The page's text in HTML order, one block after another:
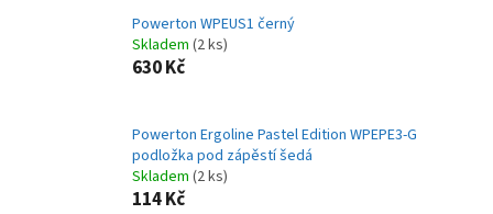
Powerton WPEUS1 černý
Skladem (2 ks)
630 Kč
Powerton Ergoline Pastel Edition WPEPE3-G
podložka pod zápěstí šedá
Skladem (2 ks)
114 Kč